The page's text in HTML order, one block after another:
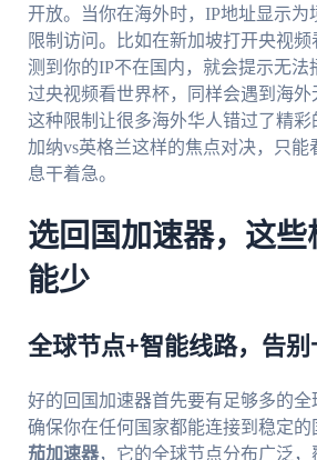
开放。当你在海外时，IP地址显示为
限制访问。比如在新加坡打开央视
测到你的IP不在国内，就会提示无法
过央视频看世界杯，同样会遇到海外
这种限制让很多海外华人错过了精彩
加纳vs英格兰这样的焦点对决，只能
息干着急。
选回国加速器，这些
能少
全球节点+智能线路，告别
好的回国加速器首先要有足够多的
确保你在任何国家都能连接到稳定的
茄加速器，它的全球节点分布广泛，